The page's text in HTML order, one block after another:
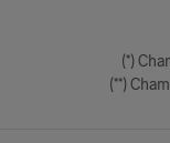
(*)
(**)